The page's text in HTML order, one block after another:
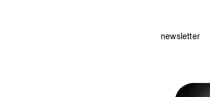
newsletter